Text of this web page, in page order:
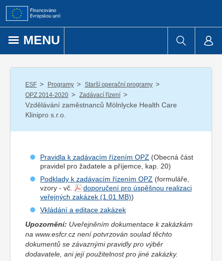
Přejít k obsahu
MENU
ESF / Programy / Starší operační programy /
OPZ 2014-2020 / Zadávací řízení /
Vzdělávání zaměstnanců Mölnlycke Health Care
Klinipro s.r.o.
Pravidla k zadávacím řízením OPZ (Obecná část
pravidel pro žadatele a příjemce , kap. 20)
Podklady k zadávacím řízením OPZ (formuláře,
vzory - vč.
doporučení pro úspěšnou realizaci
veřejných zakázek
)
Vkládání a editace zakázek
Upozornění: Uveřejněním dokumentace k zakázkám
na www.esfcr.cz není potvrzován soulad těchto
dokumentů se závaznými pravidly pro výběr
dodavatele, ani její použitelnost pro jiné zakázky.